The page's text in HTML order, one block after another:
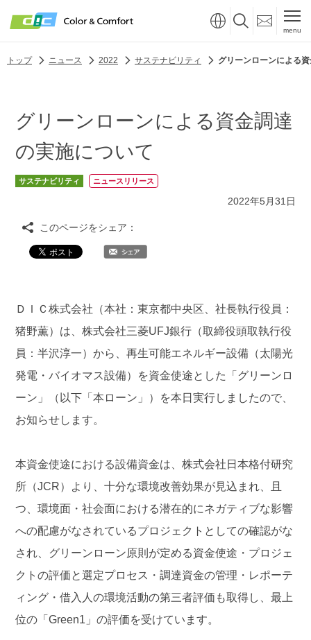
menu
トップ ニュース 2022 サステナビリティ グリーンローンによる
グリーンローンによる資金調達
の実施について
サステナビリティ ニュースリリース
2022年5月31日
このページをシェア：
ＤＩＣ株式会社（本社：東京都中央区、社長執行役員：
猪野薫）は、株式会社三菱UFJ銀行（取締役頭取執行役
員：半沢淳一）から、再生可能エネルギー設備（太陽光
発電・バイオマス設備）を資金使途とした「グリーンロ
ーン」（以下「本ローン」）を本日実行しましたので、
お知らせします。
本資金使途における設備資金は、株式会社日本格付研究
所（JCR）より、十分な環境改善効果が見込まれ、且
つ、環境面・社会面における潜在的にネガティブな影響
への配慮がなされているプロジェクトとしての確認がな
され、グリーンローン原則が定める資金使途・プロジェ
クトの評価と選定プロセス・調達資金の管理・レポーテ
ィング・借入人の環境活動の第三者評価も取得し、最上
位の「Green1」の評価を受けています。